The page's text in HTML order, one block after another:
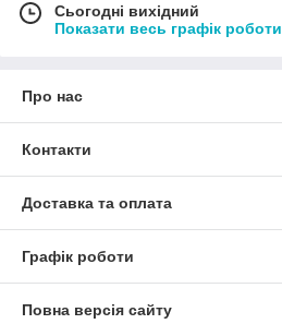
Сьогодні вихідний
Показати весь графік роботи
Про нас
Контакти
Доставка та оплата
Графік роботи
Повна версія сайту